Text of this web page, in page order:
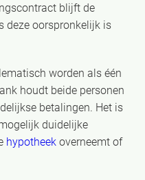
blijft de
deze oorspronkelijk is
worden als één
houdt beide personen
betalingen. Het is
duidelijke
hypotheek overneemt of